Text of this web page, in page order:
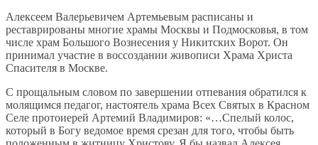
Алексеем Валерьевичем Артемьевым расписаны и
реставрированы многие храмы Москвы и Подмосковья, в том
числе храм Большого Вознесения у Никитских Ворот. Он
принимал участие в воссоздании живописи Храма Христа
Спасителя в Москве.
С прощальным словом по завершении отпевания обратился к
молящимся педагог, настоятель храма Всех Святых в Красном
Селе протоиерей Артемий Владимиров: «…Спелый колос,
который в Богу ведомое время срезан для того, чтобы быть